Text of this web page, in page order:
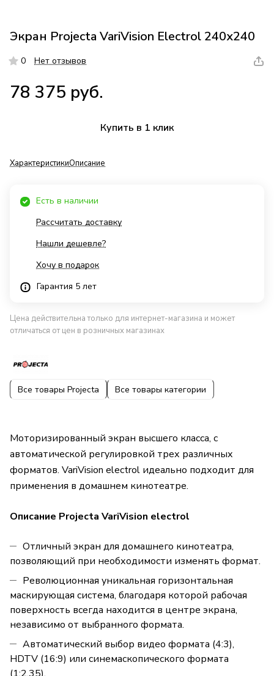
Экран Projecta VariVision Electrol 240x240
0 Нет отзывов
78 375 руб.
Купить в 1 клик
ХарактеристикиОписание
Есть в наличии
Рассчитать доставку
Нашли дешевле?
Хочу в подарок
Гарантия 5 лет
Цена действительна только для интернет-магазина и может
отличаться от цен в розничных магазинах
Все товары Projecta Все товары категории
Моторизированный экран высшего класса, с
автоматической регулировкой трех различных
форматов. VariVision electrol идеально подходит для
применения в домашнем кинотеатре.
Описание Projecta VariVision electrol
Отличный экран для домашнего кинотеатра,
позволяющий при необходимости изменять формат.
Революционная уникальная горизонтальная
маскирующая система, благодаря которой рабочая
поверхность всегда находится в центре экрана,
независимо от выбранного формата.
Автоматический выбор видео формата (4:3),
HDTV (16:9) или синемаскопического формата